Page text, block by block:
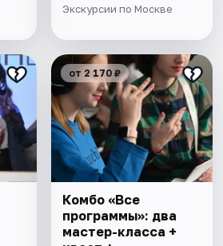
Экскурсии по Москве
от 2 170 ₽
Комбо «Все
программы»: два
мастер-класса +